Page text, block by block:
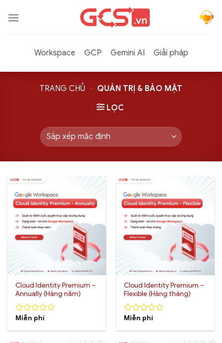
qua
Workspace
GCP Gemini AI Giải pháp
TRANG CHỦ - QUẢN TRỊ & BẢO MẬT
LỌC
Cloud Identity Premium –
Annually (Hàng năm)
0
Miễn phí
Cloud Identity Premium –
Flexible (Hàng tháng)
0
Miễn phí